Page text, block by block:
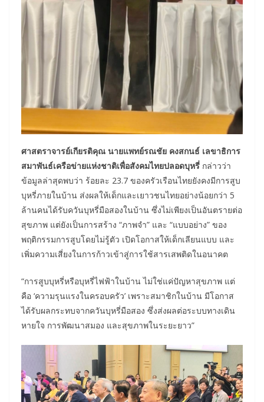
ศาสตราจารย์เกียรติคุณ นายแพทย์รณชัย คงสกนธ์ เลขาธิการ
สมาพันธ์เครือข่ายแห่งชาติเพื่อสังคมไทยปลอดบุหรี่ กล่าวว่า
ข้อมูลล่าสุดพบว่า ร้อยละ 23.7 ของครัวเรือนไทยยังคงมีการสูบ
บุหรี่ภายในบ้าน ส่งผลให้เด็กและเยาวชนไทยอย่างน้อยกว่า 5
ล้านคนได้รับควันบุหรี่มือสองในบ้าน ซึ่งไม่เพียงเป็นอันตรายต่อ
สุขภาพ แต่ยังเป็นการสร้าง “ภาพจำ” และ “แบบอย่าง” ของ
พฤติกรรมการสูบโดยไม่รู้ตัว เปิดโอกาสให้เด็กเลียนแบบ และ
เพิ่มความเสี่ยงในการก้าวเข้าสู่การใช้สารเสพติดในอนาคต
“การสูบบุหรี่หรือบุหรี่ไฟฟ้าในบ้าน ไม่ใช่แค่ปัญหาสุขภาพ แต่
คือ ‘ความรุนแรงในครอบครัว’ เพราะสมาชิกในบ้าน มีโอกาส
ได้รับผลกระทบจากควันบุหรี่มือสอง ซึ่งส่งผลต่อระบบทางเดิน
หายใจ การพัฒนาสมอง และสุขภาพในระยะยาว”